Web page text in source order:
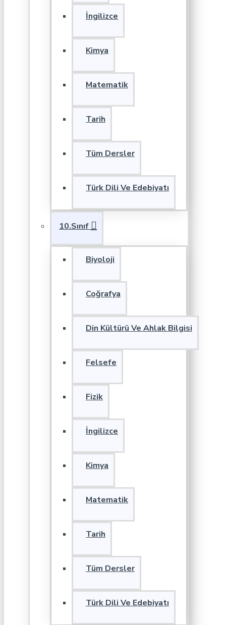
İngilizce
Kimya
Matematik
Tarih
Tüm Dersler
Türk Dili Ve Edebiyatı
10.Sınıf
Biyoloji
Coğrafya
Din Kültürü Ve Ahlak Bilgisi
Felsefe
Fizik
İngilizce
Kimya
Matematik
Tarih
Tüm Dersler
Türk Dili Ve Edebiyatı